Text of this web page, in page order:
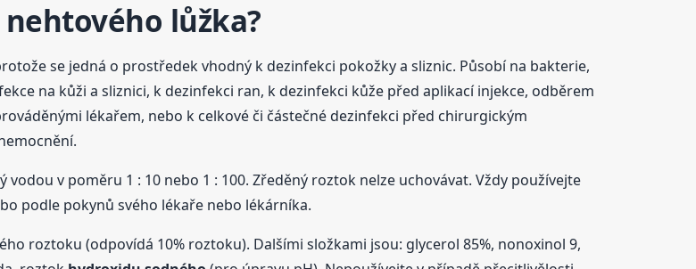
lůžka?
se jedná o prostředek vhodný k dezinfekci pokožky a sliznic. Působí na bakterie,
na kůži a sliznici, k dezinfekci ran, k dezinfekci kůže před aplikací injekce, odběrem
lékařem, nebo k celkové či částečné dezinfekci před chirurgickým
v poměru 1 : 10 nebo 1 : 100. Zředěný roztok nelze uchovávat. Vždy používejte
podle pokynů svého lékaře nebo lékárníka.
roztoku (odpovídá 10% roztoku). Dalšími složkami jsou: glycerol 85%, nonoxinol 9,